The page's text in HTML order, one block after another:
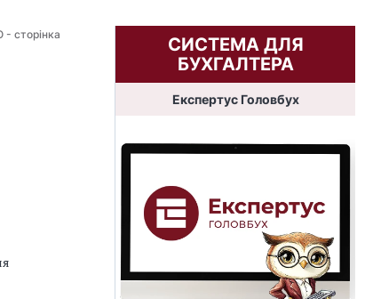
- сторінка
СИСТЕМА ДЛЯ
БУХГАЛТЕРА
Експертус Головбух